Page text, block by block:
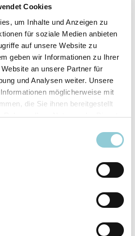
Cookies
um Inhalte und Anzeigen zu
für soziale Medien anbieten
auf unsere Website zu
geben wir Informationen zu Ihrer
an unsere Partner für
und Analysen weiter. Unsere
möglicherweise mit
die Sie ihnen bereitgestellt
Rahmen Ihrer Nutzung der Dienste
ABO49.974
AMG Line
10/2026
SUV/​Geländewagen/​
Pickup
Sportwagen/​Coupé
180 kW (245 PS)